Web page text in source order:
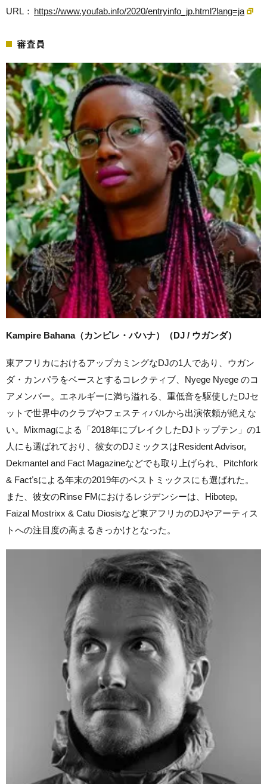
URL： https://www.youfab.info/2020/entryinfo_jp.html?lang=ja
審査員
Kampire Bahana（カンピレ・バハナ）（DJ / ウガンダ）
東アフリカにおけるアップカミングなDJの1人であり、ウガン
ダ・カンパラをベースとするコレクティブ、Nyege Nyege のコ
アメンバー。エネルギーに満ち溢れる、重低音を駆使したDJセ
ットで世界中のクラブやフェスティバルから出演依頼が絶えな
い。Mixmagによる「2018年にブレイクしたDJトップテン」の1
人にも選ばれており、彼女のDJミックスはResident Advisor,
Dekmantel and Fact Magazineなどでも取り上げられ、Pitchfork
& Factʼsによる年末の2019年のベストミックスにも選ばれた。
また、彼女のRinse FMにおけるレジデンシーは、Hibotep,
Faizal Mostrixx & Catu Diosisなど東アフリカのDJやアーティス
トへの注目度の高まるきっかけとなった。